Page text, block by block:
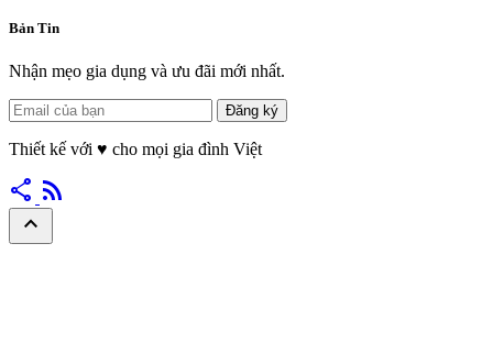
Bản Tin
Nhận mẹo gia dụng và ưu đãi mới nhất.
Đăng ký
Thiết kế với ♥ cho mọi gia đình Việt
share rss_feed
expand_less